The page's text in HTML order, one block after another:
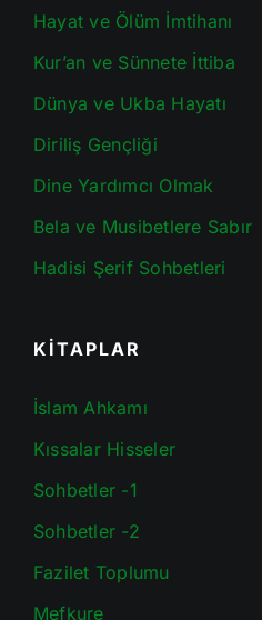
Hayat ve Ölüm İmtihanı
Kur’an ve Sünnete İttiba
Dünya ve Ukba Hayatı
Diriliş Gençliği
Dine Yardımcı Olmak
Bela ve Musibetlere Sabır
Hadisi Şerif Sohbetleri
KİTAPLAR
İslam Ahkamı
Kıssalar Hisseler
Sohbetler -1
Sohbetler -2
Fazilet Toplumu
Mefkure